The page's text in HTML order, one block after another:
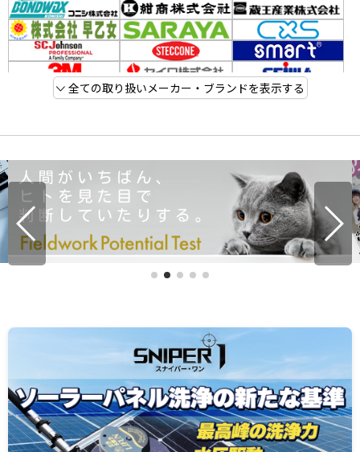
全ての取り扱いメーカー・ブランドを表示する
転倒1回で1500万円？「清掃中サイン」をケチる清掃会社
の高すぎる授業料